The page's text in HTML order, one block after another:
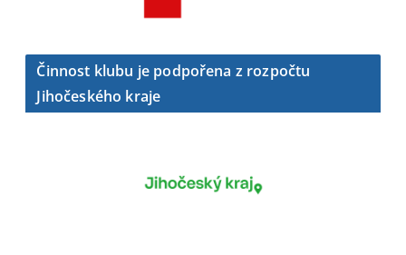
Činnost klubu je podpořena z rozpočtu
Jihočeského kraje